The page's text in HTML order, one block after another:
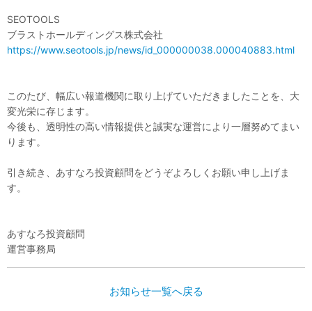
SEOTOOLS
ブラストホールディングス株式会社
https://www.seotools.jp/news/id_000000038.000040883.html
このたび、幅広い報道機関に取り上げていただきましたことを、大
変光栄に存じます。
今後も、透明性の高い情報提供と誠実な運営により一層努めてまい
ります。
引き続き、あすなろ投資顧問をどうぞよろしくお願い申し上げま
す。
あすなろ投資顧問
運営事務局
お知らせ一覧へ戻る